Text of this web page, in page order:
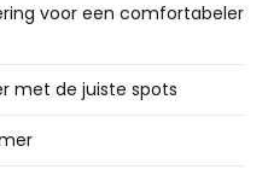
voor een comfortabeler
met de juiste spots